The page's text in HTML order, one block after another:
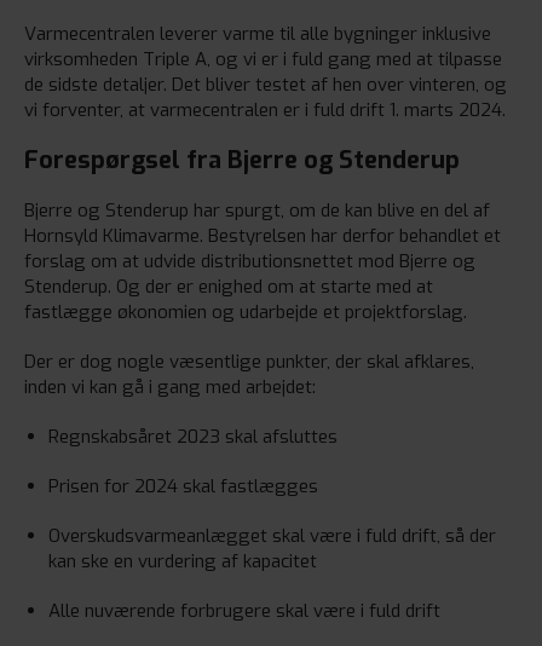
Varmecentralen leverer varme til alle bygninger inklusive
virksomheden Triple A, og vi er i fuld gang med at tilpasse
de sidste detaljer. Det bliver testet af hen over vinteren, og
vi forventer, at varmecentralen er i fuld drift 1. marts 2024.
Forespørgsel fra Bjerre og Stenderup
Bjerre og Stenderup har spurgt, om de kan blive en del af
Hornsyld Klimavarme. Bestyrelsen har derfor behandlet et
forslag om at udvide distributionsnettet mod Bjerre og
Stenderup. Og der er enighed om at starte med at
fastlægge økonomien og udarbejde et projektforslag.
Der er dog nogle væsentlige punkter, der skal afklares,
inden vi kan gå i gang med arbejdet:
Regnskabsåret 2023 skal afsluttes
Prisen for 2024 skal fastlægges
Overskudsvarmeanlægget skal være i fuld drift, så der
kan ske en vurdering af kapacitet
Alle nuværende forbrugere skal være i fuld drift